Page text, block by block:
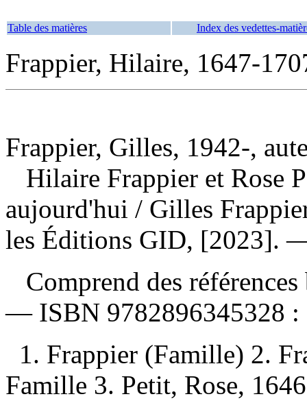
Table des matières Index des vedettes-
Frappier, Hilaire, 1647-
Frappier, Gilles, 1942-,
Hilaire Frappier et Rose
aujourd'hui / Gilles
les Éditions GID, [2023].
Comprend des
— ISBN 9782896345328 :
1. Frappier (Famille) 2.
Famille 3. Petit, Rose,